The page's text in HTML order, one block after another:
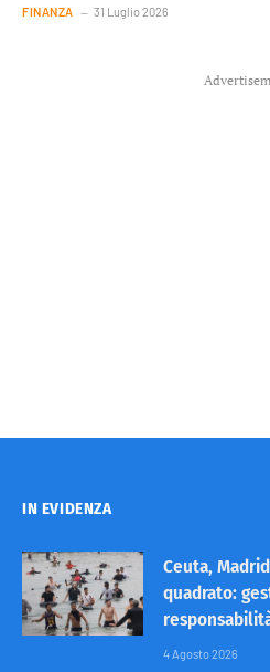
FINANZA 31 Luglio 2026
IN EVIDENZA
Ceuta,
quadrato:
4 Agosto 2026